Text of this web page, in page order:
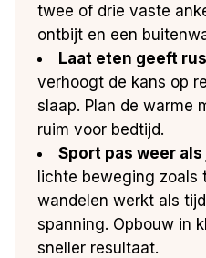
twee of drie vaste
ontbijt en een
Laat eten geeft
verhoogt de kans op
slaap. Plan de warme
ruim voor bedtijd.
Sport pas weer
lichte beweging zoals
wandelen werkt als
spanning. Opbouw in
sneller resultaat.